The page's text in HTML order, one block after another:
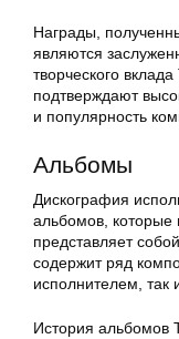
Награды,
являются
творческого
подтверждают
и популярность
Альбомы
Дискография
альбомов,
представляет
содержит ряд
исполнителем, так
История альбомов